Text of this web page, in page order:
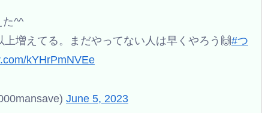
た^^
増えてる。まだやってない人は早くやろう🙌#つ
kYHrPmNVEe
June 5, 2023